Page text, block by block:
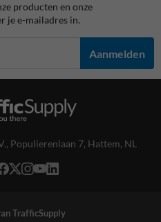
producten en onze
je e-mailadres in.
Aanmelden
Populierenlaan 7, Hattem, NL
TrafficSupply